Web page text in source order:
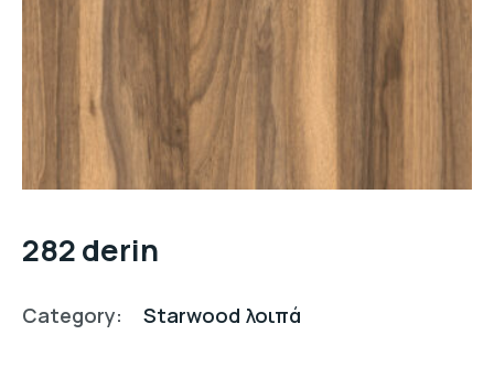
282 derin
Category: Starwood λοιπά